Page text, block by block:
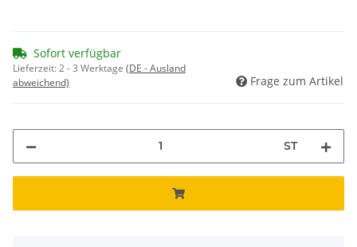
Sofort verfügbar
Lieferzeit:2 - 3 Werktage (DE - Ausland
abweichend)
Frage zum Artikel
ST